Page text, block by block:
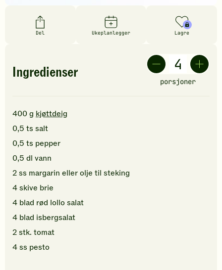
Del Ukeplanlegger Lagre
Ingredienser
porsjoner
400g kjøttdeig
0,5 ts salt
0,5 ts pepper
0,5 dl vann
2ss margarin eller olje til steking
4skive brie
4 blad rød lollo salat
4 blad isbergsalat
2stk. tomat
4ss pesto